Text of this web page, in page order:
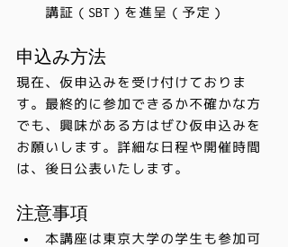
講証（SBT）を進呈（予定）
申込み方法
現在、仮申込みを受け付けておりま
す。最終的に参加できるか不確かな方
でも、興味がある方はぜひ仮申込みを
お願いします。詳細な日程や開催時間
は、後日公表いたします。
注意事項
本講座は東京大学の学生も参加可